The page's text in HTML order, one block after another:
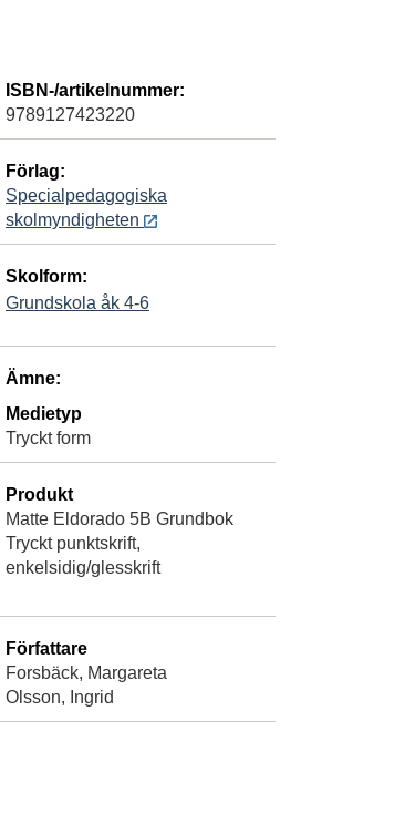
ISBN-/artikelnummer:
9789127423220
Förlag:
Specialpedagogiska
skolmyndigheten
Skolform:
Grundskola åk 4-6
Ämne:
Medietyp
Tryckt form
Produkt
Matte Eldorado 5B Grundbok
Tryckt punktskrift,
enkelsidig/glesskrift
Författare
Forsbäck, Margareta
Olsson, Ingrid